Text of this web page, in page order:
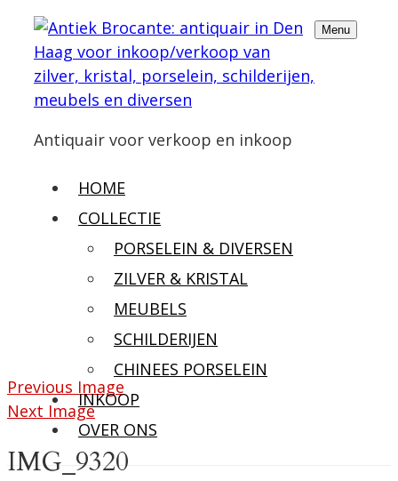
Antiquair voor verkoop en inkoop
Menu
HOME
COLLECTIE
PORSELEIN & DIVERSEN
ZILVER & KRISTAL
MEUBELS
SCHILDERIJEN
CHINEES PORSELEIN
INKOOP
OVER ONS
Previous Image
Next Image
IMG_9320